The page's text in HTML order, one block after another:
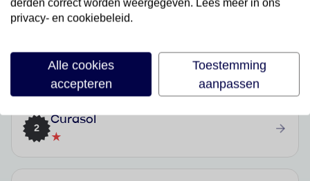
Riviera Vista
★★★
2
Curasol
★
derden correct worden weergegeven. Lees meer in ons
privacy- en cookiebeleid.
Alle cookies
accepteren
Toestemming
aanpassen